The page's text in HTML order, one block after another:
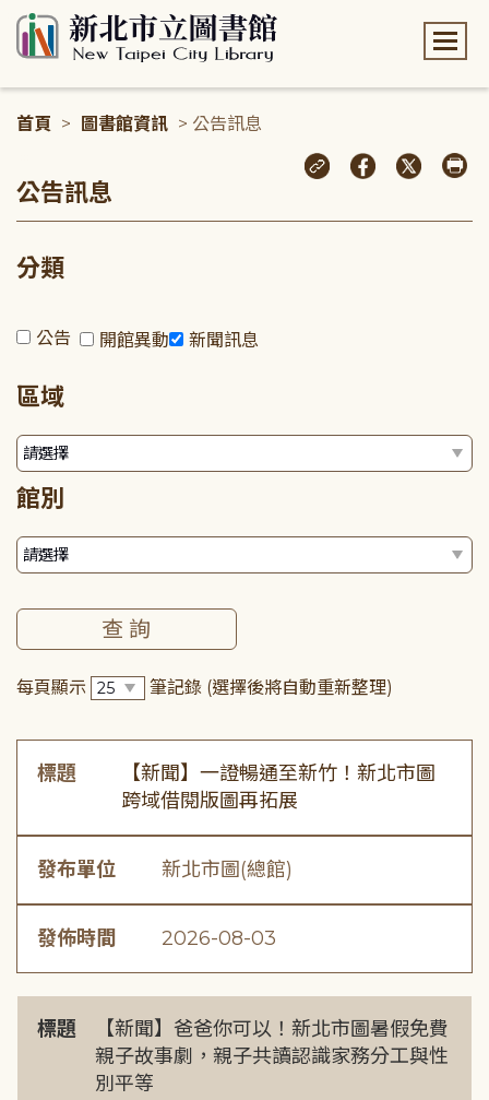
首頁 > 圖書館資訊 > 公告訊息
公告訊息
分類
公告 開館異動 新聞訊息
區域
館別
每頁顯示 筆記錄 (選擇後將自動重新整理)
標題
【新聞】一證暢通至新竹！新北市圖
跨域借閱版圖再拓展
發布單位 新北市圖(總館)
發佈時間 2026-08-03
標題
【新聞】爸爸你可以！新北市圖暑假免費
親子故事劇，親子共讀認識家務分工與性
別平等